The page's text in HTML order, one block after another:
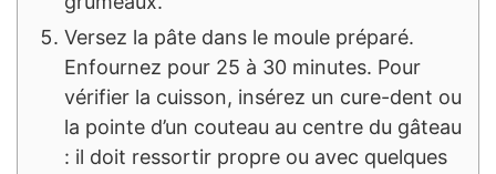
Versez la pâte dans le moule préparé.
Enfournez pour 25 à 30 minutes. Pour
vérifier la cuisson, insérez un cure-dent ou
la pointe d’un couteau au centre du gâteau
: il doit ressortir propre ou avec quelques